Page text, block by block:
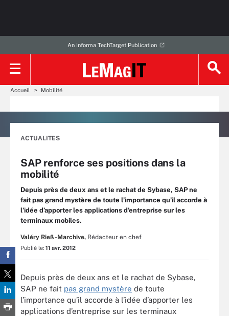
An Informa TechTarget Publication
Accueil Mobilité
ACTUALITES
SAP renforce ses positions dans la
mobilité
Depuis près de deux ans et le rachat de Sybase, SAP ne
fait pas grand mystère de toute l’importance qu’il accorde à
l’idée d’apporter les applications d’entreprise sur les
terminaux mobiles.
Valéry Rieß-Marchive, Rédacteur en chef
Publié le: 11 avr. 2012
Depuis près de deux ans et le rachat de Sybase,
SAP ne fait pas grand mystère de toute
l’importance qu’il accorde à l’idée d’apporter les
applications d’entreprise sur les terminaux